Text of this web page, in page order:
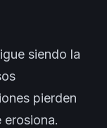
siendo la
pierden